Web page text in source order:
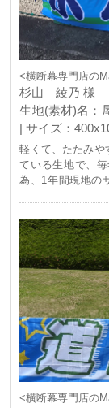
<横断幕専門店の
杉山 綾乃 様
生地(素材)名：
| サイズ：
軽くて、たたみや
ている生地で、
為、1年間現地の
楽しみにしていま
<横断幕専門店の